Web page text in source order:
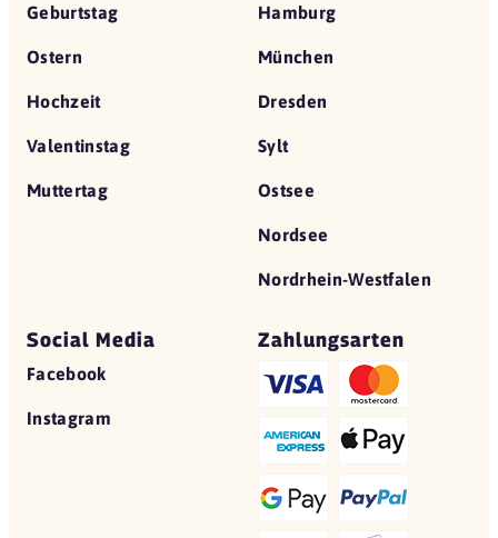
Geburtstag
Ostern
Hochzeit
Valentinstag
Muttertag
Hamburg
München
Dresden
Sylt
Ostsee
Nordsee
Nordrhein-Westfalen
Social Media
Facebook
Instagram
Zahlungsarten